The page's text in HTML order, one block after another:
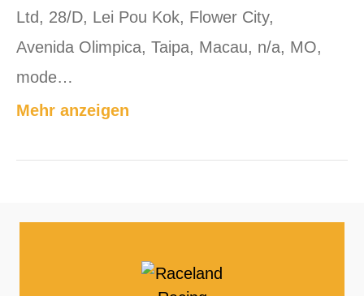
Ltd, 28/D, Lei Pou Kok, Flower City,
Avenida Olimpica, Taipa, Macau, n/a, MO,
mode…
Mehr anzeigen